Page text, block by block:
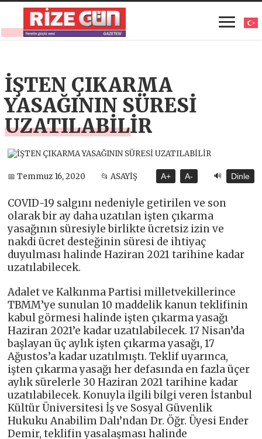
İŞTEN ÇIKARMA
YASAĞININ SÜRESİ
UZATILABİLİR
📅 Temmuz 16, 2020 📂 ASAYİŞ A+ A- 🔊 Dinle
COVID-19 salgını nedeniyle getirilen ve son
olarak bir ay daha uzatılan işten çıkarma
yasağının süresiyle birlikte ücretsiz izin ve
nakdi ücret desteğinin süresi de ihtiyaç
duyulması halinde Haziran 2021 tarihine kadar
uzatılabilecek.
Adalet ve Kalkınma Partisi milletvekillerince
TBMM’ye sunulan 10 maddelik kanun teklifinin
kabul görmesi halinde işten çıkarma yasağı
Haziran 2021’e kadar uzatılabilecek. 17 Nisan’da
başlayan üç aylık işten çıkarma yasağı, 17
Ağustos’a kadar uzatılmıştı. Teklif uyarınca,
işten çıkarma yasağı her defasında en fazla üçer
aylık sürelerle 30 Haziran 2021 tarihine kadar
uzatılabilecek. Konuyla ilgili bilgi veren İstanbul
Kültür Üniversitesi İş ve Sosyal Güvenlik
Hukuku Anabilim Dalı’ndan Dr. Öğr. Üyesi Ender
Demir, teklifin yasalaşması halinde